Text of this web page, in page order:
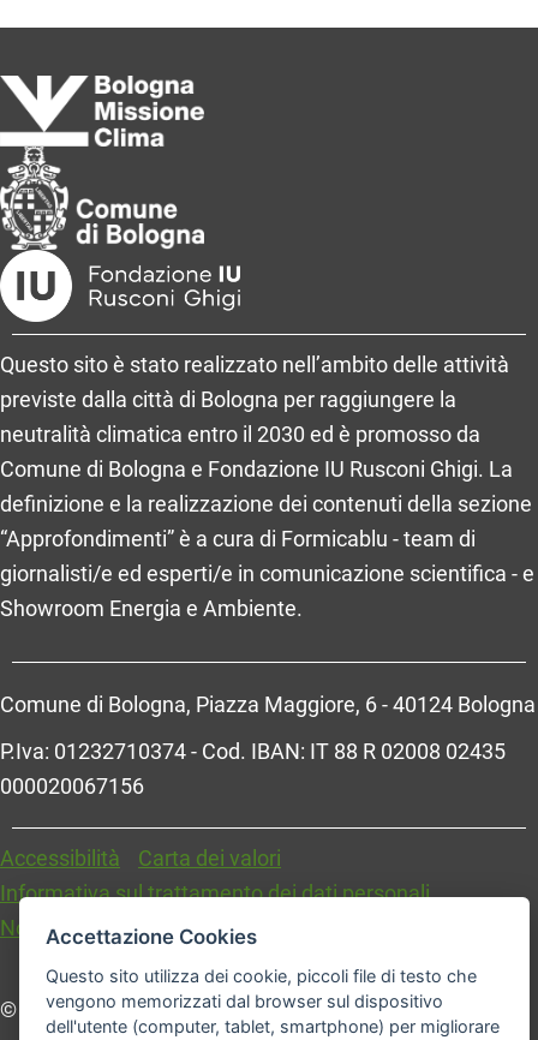
Questo sito è stato realizzato nell’ambito delle attività
previste dalla città di Bologna per raggiungere la
neutralità climatica entro il 2030 ed è promosso da
Comune di Bologna e Fondazione IU Rusconi Ghigi. La
definizione e la realizzazione dei contenuti della sezione
“Approfondimenti” è a cura di Formicablu - team di
giornalisti/e ed esperti/e in comunicazione scientifica - e
Showroom Energia e Ambiente.
Comune di Bologna, Piazza Maggiore, 6 - 40124 Bologna
P.Iva: 01232710374 - Cod. IBAN: IT 88 R 02008 02435
000020067156
Accessibilità
Carta dei valori
Informativa sul trattamento dei dati personali
Note legali
© Comune di Bologna. Tutti i diritti riservati.
Accettazione Cookies
Questo sito utilizza dei cookie, piccoli file di testo che
vengono memorizzati dal browser sul dispositivo
dell'utente (computer, tablet, smartphone) per migliorare